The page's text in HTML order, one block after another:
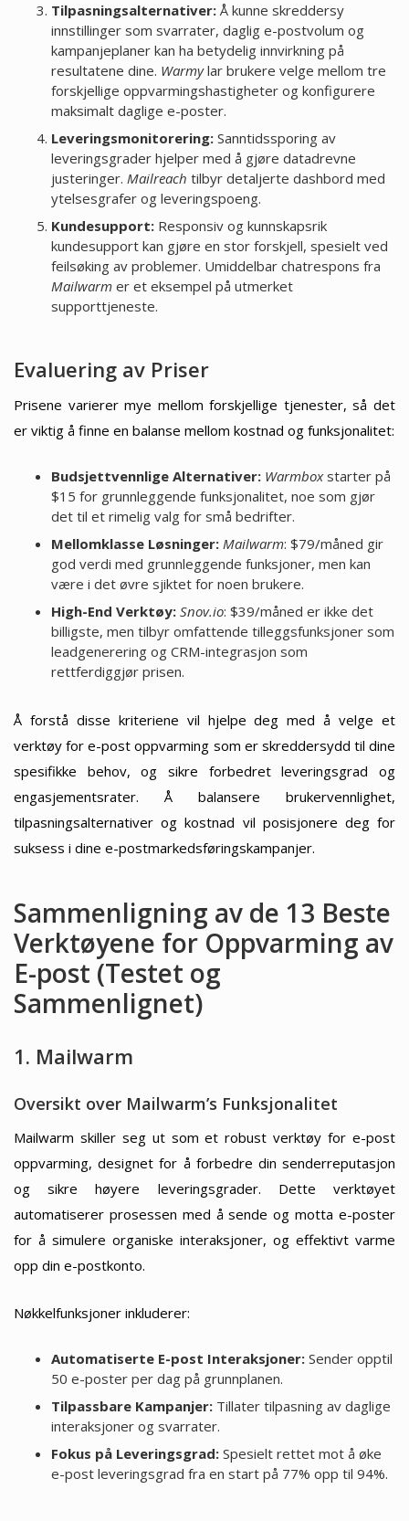
Tilpasningsalternativer:Å kunne skreddersy
innstillinger som svarrater, daglig e-postvolum og
kampanjeplaner kan ha betydelig innvirkning på
resultatene dine. Warmylar brukere velge mellom tre
forskjellige oppvarmingshastigheter og konfigurere
maksimalt daglige e-poster.
Leveringsmonitorering:Sanntidssporing av
leveringsgrader hjelper med å gjøre datadrevne
justeringer. Mailreach tilbyr detaljerte dashbord med
ytelsesgrafer og leveringspoeng.
Kundesupport:Responsiv og kunnskapsrik
kundesupport kan gjøre en stor forskjell, spesielt ved
feilsøking av problemer. Umiddelbar chatrespons fra
Mailwarmer et eksempel på utmerket
supporttjeneste.
Evaluering av Priser
Prisene varierer mye mellom forskjellige tjenester, så det
er viktig å finne en balanse mellom kostnad og funksjonalitet:
Budsjettvennlige Alternativer: Warmboxstarter på
$15 for grunnleggende funksjonalitet, noe som gjør
det til et rimelig valg for små bedrifter.
Mellomklasse Løsninger: Mailwarm: $79/måned gir
god verdi med grunnleggende funksjoner, men kan
være i det øvre sjiktet for noen brukere.
High-End Verktøy: Snov.io: $39/måned er ikke det
billigste, men tilbyr omfattende tilleggsfunksjoner som
leadgenerering og CRM-integrasjon som
rettferdiggjør prisen.
Å forstå disse kriteriene vil hjelpe deg med å velge et
verktøy for e-post oppvarming som er skreddersydd til dine
spesifikke behov, og sikre forbedret leveringsgrad og
engasjementsrater. Å balansere brukervennlighet,
tilpasningsalternativer og kostnad vil posisjonere deg for
suksess i dine e-postmarkedsføringskampanjer.
Sammenligning av de 13 Beste
Verktøyene for Oppvarming av
E-post (Testet og
Sammenlignet)
1. Mailwarm
Oversikt over Mailwarm’s Funksjonalitet
Mailwarm skiller seg ut som et robust verktøy for e-post
oppvarming, designet for å forbedre din senderreputasjon
og sikre høyere leveringsgrader. Dette verktøyet
automatiserer prosessen med å sende og motta e-poster
for å simulere organiske interaksjoner, og effektivt varme
opp din e-postkonto.
Nøkkelfunksjoner inkluderer:
Automatiserte E-post Interaksjoner:Sender opptil
50 e-poster per dag på grunnplanen.
Tilpassbare Kampanjer:Tillater tilpasning av daglige
interaksjoner og svarrater.
Fokus på Leveringsgrad:Spesielt rettet mot å øke
e-post leveringsgrad fra en start på 77% opp til 94%.